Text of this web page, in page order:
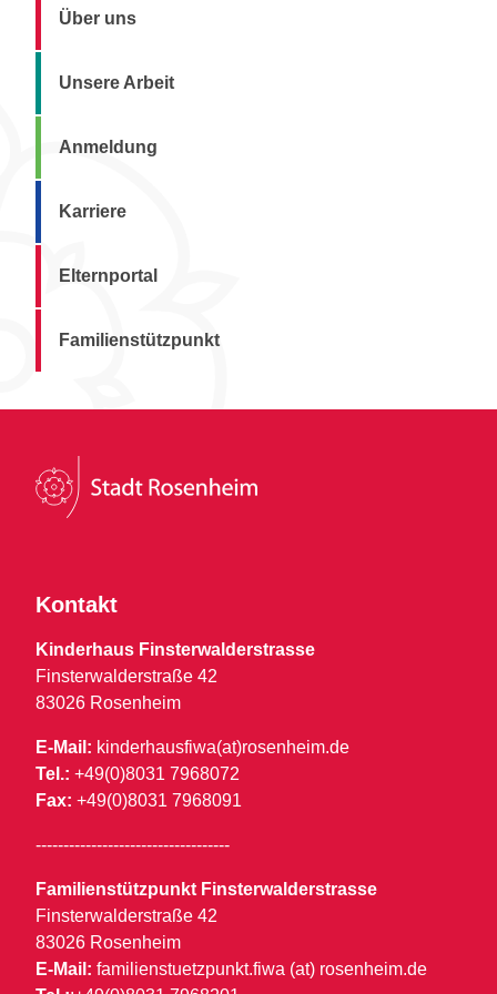
Über uns
Unsere Arbeit
Anmeldung
Karriere
Elternportal
Familienstützpunkt
Kontakt
Kinderhaus Finsterwalderstrasse
Finsterwalderstraße 42
83026 Rosenheim
E-Mail: kinderhausfiwa(at)rosenheim.de
Tel.: +49(0)8031 7968072
Fax: +49(0)8031 7968091
-----------------------------------
Familienstützpunkt Finsterwalderstrasse
Finsterwalderstraße 42
83026 Rosenheim
E-Mail: familienstuetzpunkt.fiwa (at) rosenheim.de